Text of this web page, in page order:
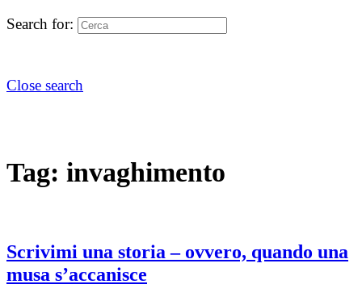
Search for:
Close search
Tag: invaghimento
Scrivimi una storia – ovvero, quando una
musa s’accanisce